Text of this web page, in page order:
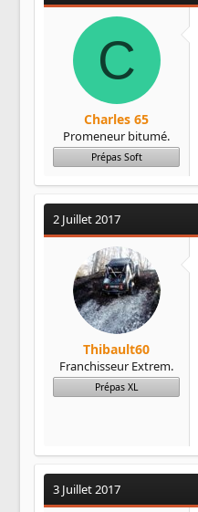
C
Charles 65
Promeneur bitumé.
Prépas Soft
2 Juillet 2017
Thibault60
Franchisseur Extrem.
Prépas XL
3 Juillet 2017